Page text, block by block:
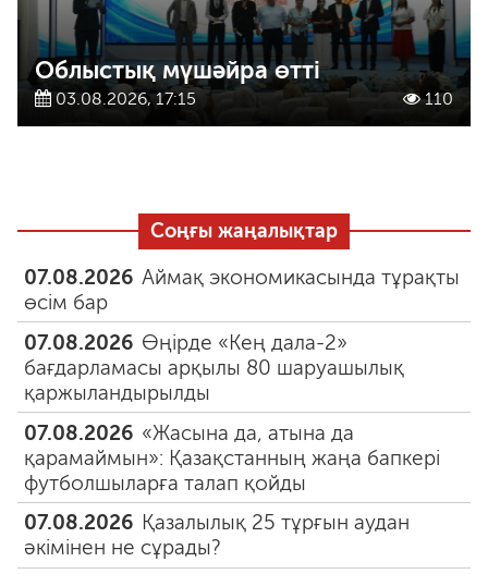
Облыстық мүшәйра өтті
03.08.2026, 17:15 110
Соңғы жаңалықтар
07.08.2026 Аймақ экономикасында тұрақты
өсім бар
07.08.2026 Өңірде «Кең дала-2»
бағдарламасы арқылы 80 шаруашылық
қаржыландырылды
07.08.2026 «Жасына да, атына да
қарамаймын»: Қазақстанның жаңа бапкері
футболшыларға талап қойды
07.08.2026 Қазалылық 25 тұрғын аудан
әкімінен не сұрады?